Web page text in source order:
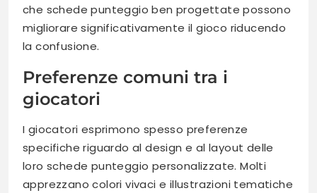
che schede punteggio ben progettate possono
migliorare significativamente il gioco riducendo
la confusione.
Preferenze comuni tra i
giocatori
I giocatori esprimono spesso preferenze
specifiche riguardo al design e al layout delle
loro schede punteggio personalizzate. Molti
apprezzano colori vivaci e illustrazioni tematiche